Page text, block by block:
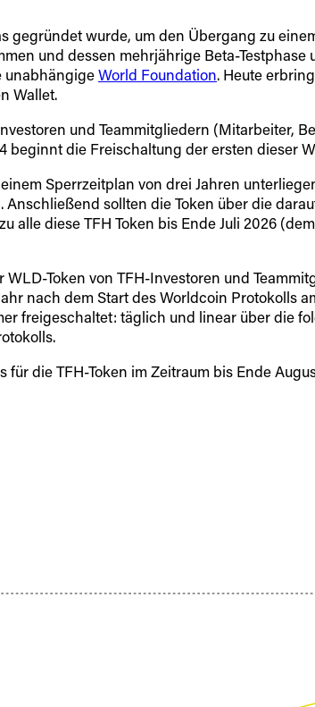
gegründet wurde, um den Übergang zu
und dessen mehrjährige Beta-
unabhängigeWorld Foundation. Heute
Wallet.
und Teammitgliedern (Mitarbeiter,
beginnt die Freischaltung der ersten dieser
Sperrzeitplan von drei Jahren
sollten die Token über die
diese TFH Token bis Ende Juli 2026
Token von TFH-Investoren und
nach dem Start des Worldcoin Protokolls
freigeschaltet: täglich und linear über die
die TFH-Token im Zeitraum bis Ende